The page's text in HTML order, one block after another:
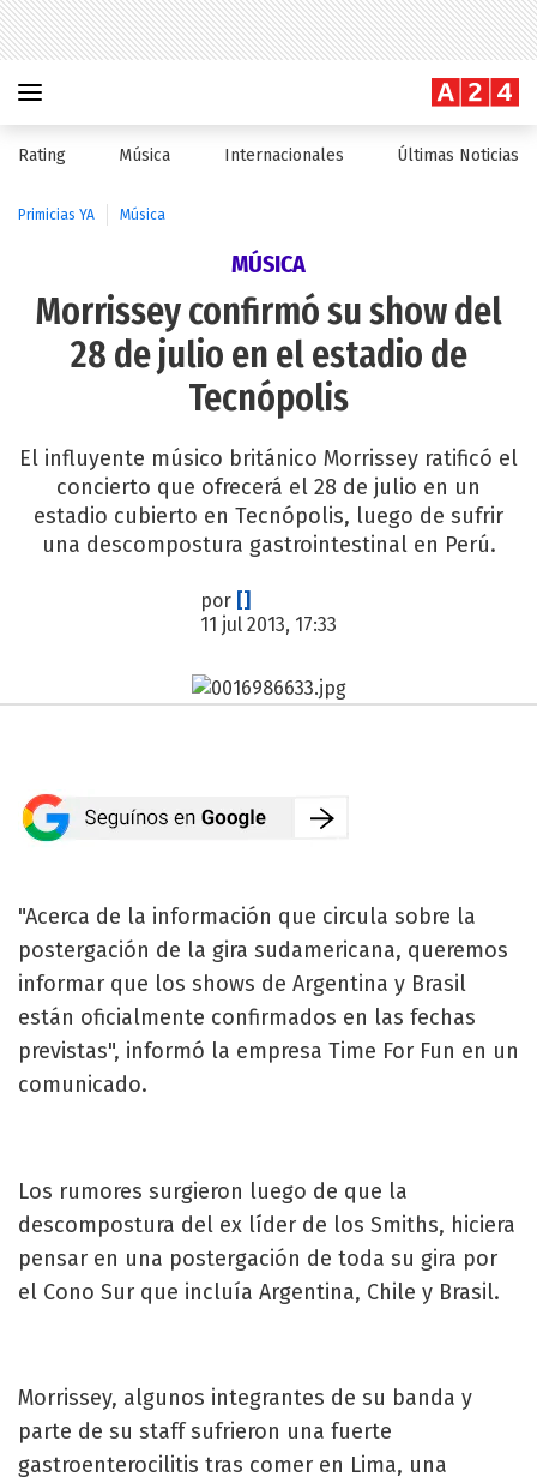
Rating Música Internacionales Últimas Noticias
Primicias YA Música
MÚSICA
Morrissey confirmó su show del
28 de julio en el estadio de
Tecnópolis
El influyente músico británico Morrissey ratificó el
concierto que ofrecerá el 28 de julio en un
estadio cubierto en Tecnópolis, luego de sufrir
una descompostura gastrointestinal en Perú.
por []
11 jul 2013, 17:33
"Acerca de la información que circula sobre la
postergación de la gira sudamericana, queremos
informar que los shows de Argentina y Brasil
están oficialmente confirmados en las fechas
previstas", informó la empresa Time For Fun en un
comunicado.
Los rumores surgieron luego de que la
descompostura del ex líder de los Smiths, hiciera
pensar en una postergación de toda su gira por
el Cono Sur que incluía Argentina, Chile y Brasil.
Morrissey, algunos integrantes de su banda y
parte de su staff sufrieron una fuerte
gastroenterocilitis tras comer en Lima, una